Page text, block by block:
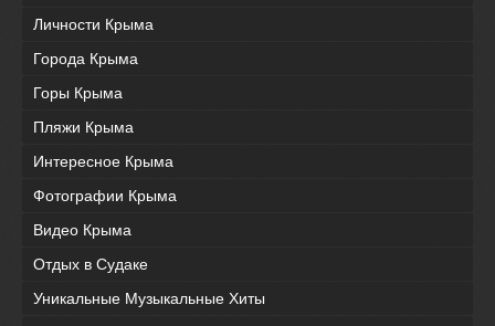
Личности Крыма
Города Крыма
Горы Крыма
Пляжи Крыма
Интересное Крыма
Фотографии Крыма
Видео Крыма
Отдых в Судаке
Уникальные Музыкальные Хиты